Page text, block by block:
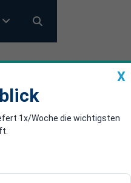
X
1x/Woche die wichtigsten